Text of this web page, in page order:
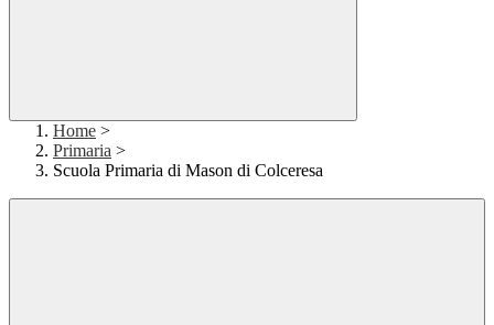
Home >
Primaria >
Scuola Primaria di Mason di Colceresa